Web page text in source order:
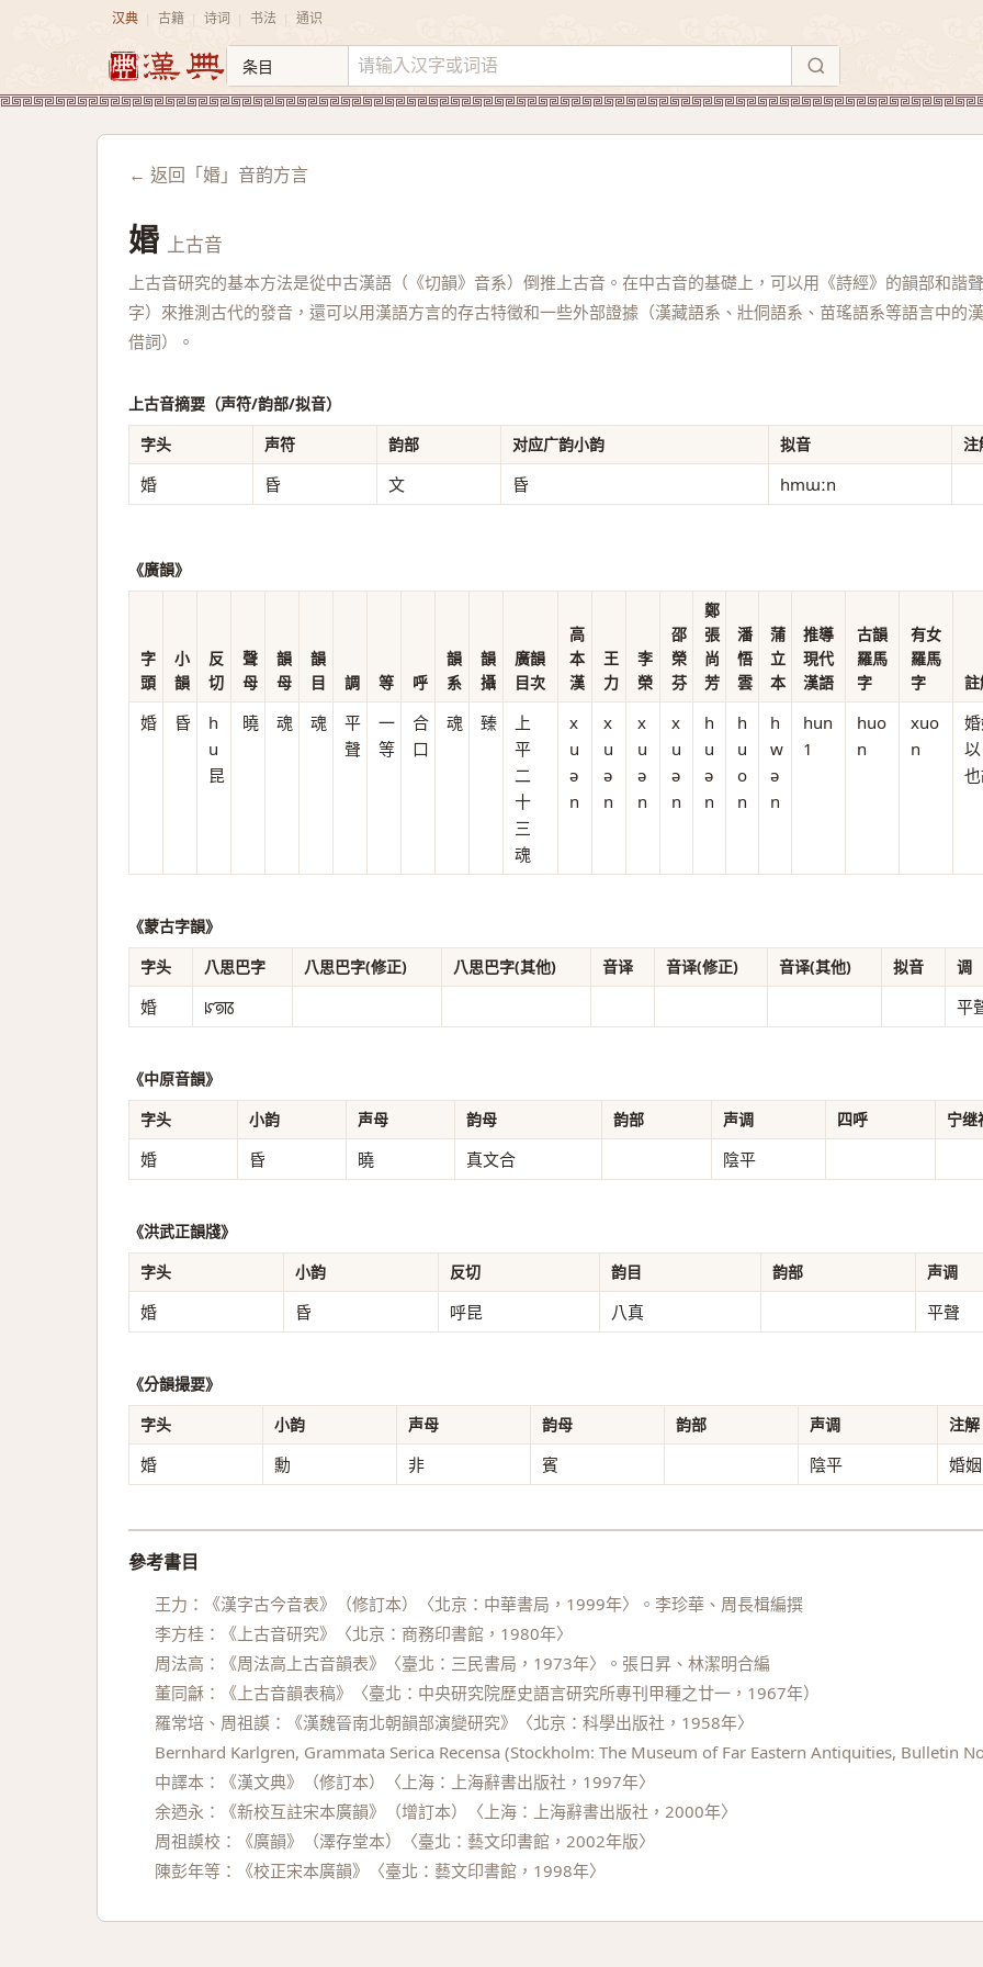
汉典 古籍 诗词 书法 通识
← 返回「㛰」音韵方言
㛰 上古音
上古音研究的基本方法是從中古漢語（《切韻》音系）倒推上古音。在中古音的基礎上，可以用《詩經》的韻部和諧
字）來推測古代的發音，還可以用漢語方言的存古特徵和一些外部證據（漢藏語系、壯侗語系、苗瑤語系等語言中的
借詞）。
上古音摘要（声符/韵部/拟音）
字头
声符 韵部 对应广韵小韵 拟音 注
婚 昏 文 昏 hmɯːn
《廣韻》
字
頭
小
韻
反
切
聲
母
韻
母
韻
目
調 等 呼
韻
系
韻
攝
廣韻
目次
高
本
漢
王
力
李
榮
邵
榮
芬
鄭
張
尚
芳
潘
悟
雲
蒲
立
本
推導
現代
漢語
古韻
羅馬
字
有女
羅馬
字
婚 昏
h
u
昆
曉 魂 魂
平
聲
一
等
合
口
魂 臻
上
平
二
十
三
魂
x
u
ə
n
x
u
ə
n
x
u
ə
n
x
u
ə
n
h
u
ə
n
h
u
o
n
h
w
ə
n
hun
1
huo
n
xuo
n
《蒙古字韻》
字头
八思巴字 八思巴字(修正) 八思巴字(其他) 音译 音译(修正) 音译(其他) 拟音 调
婚 ꡜꡟꡋ 平
《中原音韻》
字头
小韵 声母 韵母 韵部 声调 四呼 宁继
婚 昏 曉 真文合 陰平
《洪武正韻牋》
字头
小韵 反切 韵目 韵部 声调
婚 昏 呼昆 八真 平聲
《分韻撮要》
字头
小韵 声母 韵母 韵部 声调 注解
婚 勳 非 賓 陰平 婚姻
參考書目
王力：《漢字古今音表》（修訂本）〈北京：中華書局，1999年〉。李珍華、周長楫編撰
李方桂：《上古音研究》〈北京：商務印書館，1980年〉
周法高：《周法高上古音韻表》〈臺北：三民書局，1973年〉。張日昇、林潔明合編
董同龢：《上古音韻表稿》〈臺北：中央研究院歷史語言研究所專刊甲種之廿一，1967年）
羅常培、周祖謨：《漢魏晉南北朝韻部演變研究》〈北京：科學出版社，1958年〉
Bernhard Karlgren, Grammata Serica Recensa (Stockholm: The Museum of Far Eastern Antiquities, Bulletin
中譯本：《漢文典》（修訂本）〈上海：上海辭書出版社，1997年〉
余迺永：《新校互註宋本廣韻》（增訂本）〈上海：上海辭書出版社，2000年〉
周祖謨校：《廣韻》（澤存堂本）〈臺北：藝文印書館，2002年版〉
陳彭年等：《校正宋本廣韻》〈臺北：藝文印書館，1998年〉